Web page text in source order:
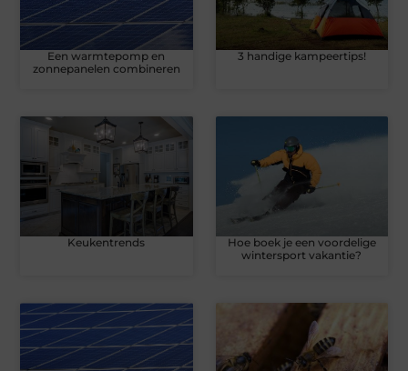
Een warmtepomp en
zonnepanelen combineren
3 handige kampeertips!
Keukentrends
Hoe boek je een voordelige
wintersport vakantie?